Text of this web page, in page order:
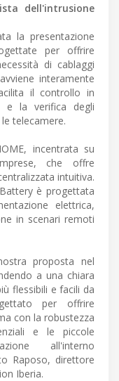
dell'intrusione
la presentazione
per offrire
di cablaggi
interamente
il controllo in
e la verifica degli
telecamere.
incentrata su
che offre
intuitiva.
è progettata
elettrica,
in scenari remoti
proposta nel
a una chiara
flessibili e facili da
per offrire
con la robustezza
e le piccole
all'interno
Raposo, direttore
Iberia.